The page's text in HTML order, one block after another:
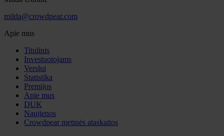
milda@crowdpear.com
Apie mus
Titulinis
Investuotojams
Verslui
Statistika
Premijos
Apie mus
DUK
Naujienos
Crowdpear metinės ataskaitos